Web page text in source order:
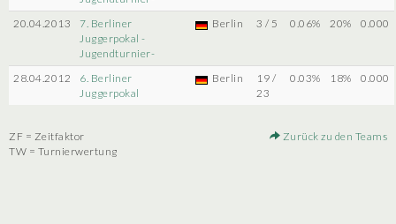
20.04.2013
7. Berliner
Juggerpokal -
Jugendturnier-
Berlin 3 / 5 0.06% 20% 0.000
28.04.2012
6. Berliner
Juggerpokal
Berlin
19 /
23
0.03% 18% 0.000
ZF = Zeitfaktor
TW = Turnierwertung
Zurück zu den Teams